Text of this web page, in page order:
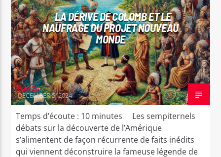
LA DÉRIVE DE COLOMB ET LE
NAUFRAGE DU PROJET NOUVEAU
MONDE
Papi Zo
DECEMBER 5, 2024
Temps d’écoute : 10 minutes Les sempiternels
débats sur la découverte de l’Amérique
s’alimentent de façon récurrente de faits inédits
qui viennent déconstruire la fameuse légende de